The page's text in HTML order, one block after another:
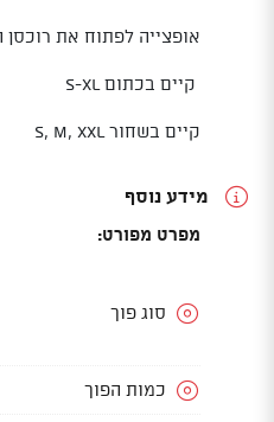
אופצייה לפתוח את
קיים בכתום S-XL
קיים בשחור S, M, XXL
מידע נוסף
מפרט מפורט:
סוג פוך
כמות הפוך